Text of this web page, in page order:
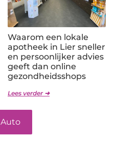
Waarom een lokale
apotheek in Lier sneller
en persoonlijker advies
geeft dan online
gezondheidsshops
Lees verder ➜
Auto